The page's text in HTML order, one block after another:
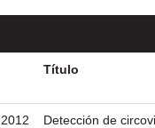
Título
2012 Detección de